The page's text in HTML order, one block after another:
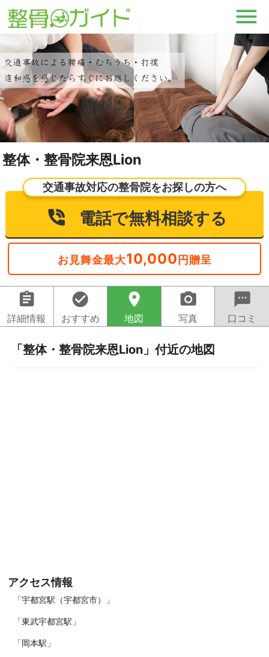
整体・整骨院来恩Lion
交通事故対応の整骨院をお探しの方へ
電話で無料相談する
お見舞金最大10,000 円贈呈
assignment
詳細情報
check_circle
おすすめ
location_on
地図
camera_alt
写真
sms
口コミ
「整体・整骨院来恩Lion」付近の地図
アクセス情報
「宇都宮駅（宇都宮市）」
「東武宇都宮駅」
「岡本駅」